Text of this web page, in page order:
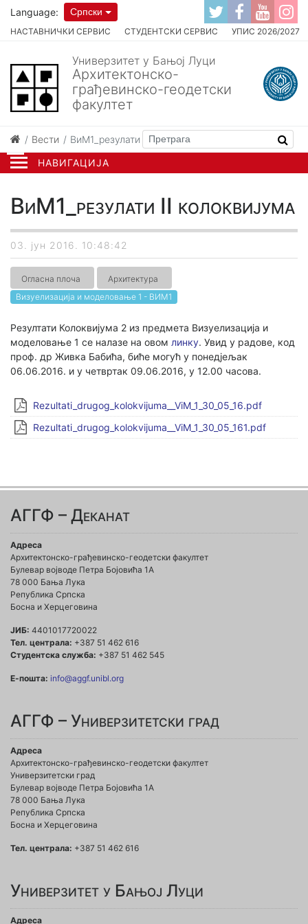
НАВИГАЦИЈА
НАСТАВНИЧКИ СЕРВИС СТУДЕНТСКИ СЕРВИС УПИС 2026/2027
Language: Српски
Универзитет у Бањој Луци
Архитектонско-
грађевинско-геодетски
факултет
Вести ВиМ1_резулати II колоквијумa
ВиМ1_резулати II колоквијумa
03. јун 2016. 10:48:42
Огласна плоча
Архитектура
Визуелизација и моделовање 1 - ВИМ1
Резултати Колоквијума 2 из предмета Визуелизација и
моделовање 1 се налазе на овом линку. Увид у радове, код
проф. др Живка Бабића, биће могућ у понедјељак
06.06.2016. и у четвртак 09.06.2016, у 12.00 часова.
Rezultati_drugog_kolokvijuma__ViM_1_30_05_16.pdf
Rezultati_drugog_kolokvijuma__ViM_1_30_05_161.pdf
АГГФ – Деканат
Адреса
Архитектонско-грађевинско-геодетски факултет
Булевар војводе Петра Бојовића 1A
78 000 Бања Лука
Република Српска
Босна и Херцеговина
ЈИБ: 4401017720022
Тел. централа: +387 51 462 616
Студентска служба: +387 51 462 545
Е-пошта: info@aggf.unibl.org
АГГФ – Универзитетски град
Адреса
Архитектонско-грађевинско-геодетски факултет
Универзитетски град
Булевар војводе Петра Бојовића 1A
78 000 Бања Лука
Република Српска
Босна и Херцеговина
Тел. централа: +387 51 462 616
Универзитет у Бањој Луци
Адреса